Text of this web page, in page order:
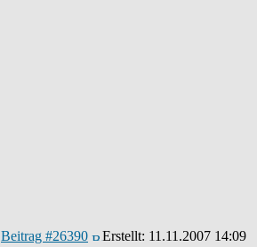
Beitrag #26390 Erstellt: 11.11.2007 14:09